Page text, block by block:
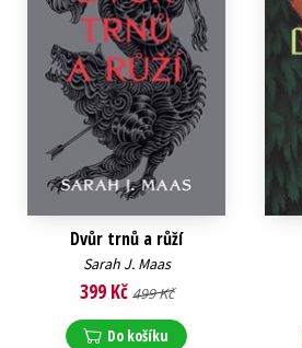
Dvůr trnů a růží
Sarah J. Maas
399 Kč 499 Kč
Do košíku